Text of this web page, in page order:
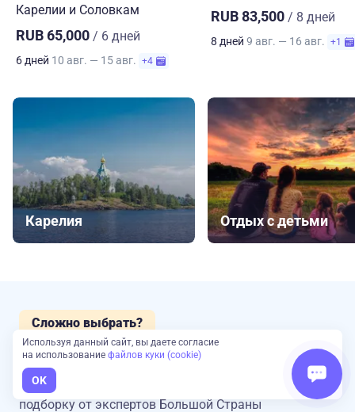
Карелии и Соловкам
RUB 65,000 / 6 дней
6 дней 10 авг. — 15 авг. +4
RUB 83,500 / 8 дней
8 дней 9 авг. — 16 авг. +1
Карелия Отдых с детьми
Сложно выбрать?
Наш эксперт подберет туры для вас
Оставьте заявку и получите консультацию
подборку от экспертов Большой Страны
Используя данный сайт, вы даете согласие
на использование файлов куки (cookie)
OK